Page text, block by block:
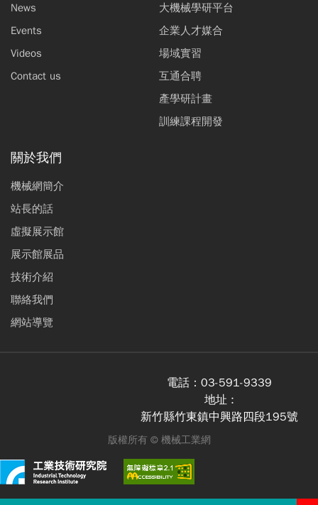
News
Events
Videos
Contact us
大機械學研平台
企業人才媒合
場域實習
互通合聘
產學研計畫
訓練課程開發
關於我們
機械網簡介
站長的話
虛擬展示館
展示館展品
技術介紹
聯絡我們
網站導覽
電話： 03-591-9339
地址 :
新竹縣竹東鎮中興路四段195號
版權所有 © 機械工業網